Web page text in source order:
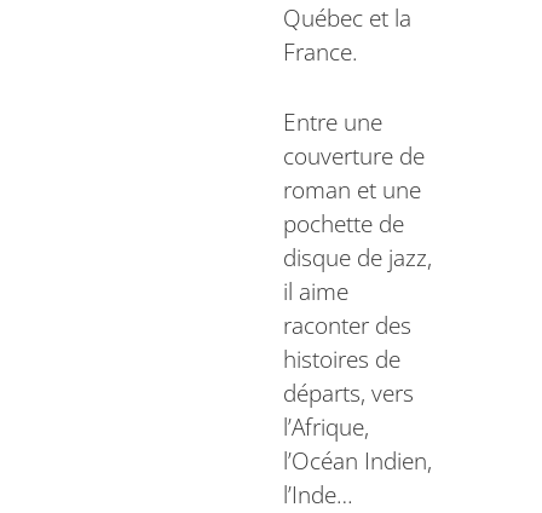
Québec et la
France.
Entre une
couverture de
roman et une
pochette de
disque de jazz,
il aime
raconter des
histoires de
départs, vers
l’Afrique,
l’Océan Indien,
l’Inde…